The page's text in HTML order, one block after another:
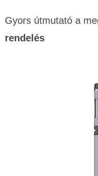
Gyors útmutató a
rendelés